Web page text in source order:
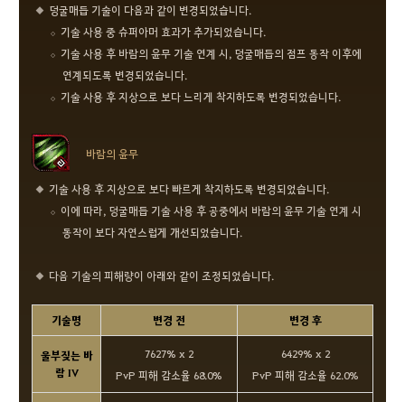
덩굴매듭 기술이 다음과 같이 변경되었습니다.
기술 사용 중 슈퍼아머 효과가 추가되었습니다.
기술 사용 후 바람의 윤무 기술 연계 시, 덩굴매듭의 점프 동작 이후에
연계되도록 변경되었습니다.
기술 사용 후 지상으로 보다 느리게 착지하도록 변경되었습니다.
바람의 윤무
기술 사용 후 지상으로 보다 빠르게 착지하도록 변경되었습니다.
이에 따라, 덩굴매듭 기술 사용 후 공중에서 바람의 윤무 기술 연계 시
동작이 보다 자연스럽게 개선되었습니다.
다음 기술의 피해량이 아래와 같이 조정되었습니다.
기술명 변경 전 변경 후
울부짖는 바
람 IV
7627% x 2
PvP 피해 감소율 68.0%
6429% x 2
PvP 피해 감소율 62.0%